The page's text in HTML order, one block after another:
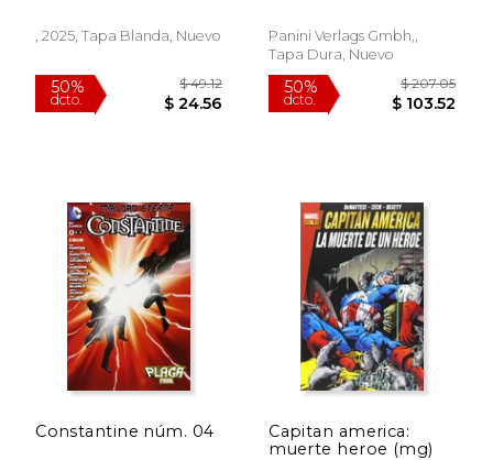
50%
dcto. $ 37.99
50%
dcto.
, 2025, Tapa Blanda, Nuevo
Panini Verlags Gmbh,,
Tapa Dura, Nuevo
Constantine núm. 04
Capitan america:
muerte heroe (mg)